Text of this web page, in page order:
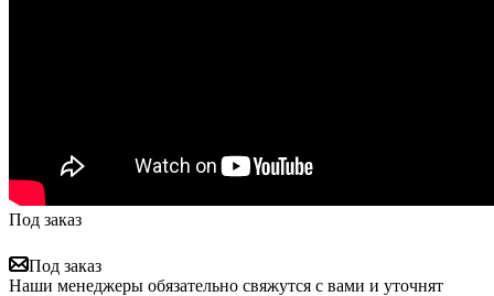
Под заказ
Под заказ
Наши менеджеры обязательно свяжутся с вами и уточнят